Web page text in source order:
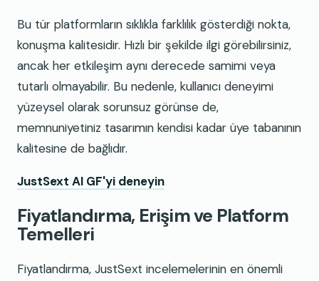
Bu tür platformların sıklıkla farklılık gösterdiği nokta,
konuşma kalitesidir. Hızlı bir şekilde ilgi görebilirsiniz,
ancak her etkileşim aynı derecede samimi veya
tutarlı olmayabilir. Bu nedenle, kullanıcı deneyimi
yüzeysel olarak sorunsuz görünse de,
memnuniyetiniz tasarımın kendisi kadar üye tabanının
kalitesine de bağlıdır.
JustSext AI GF'yi deneyin
Fiyatlandırma, Erişim ve Platform
Temelleri
Fiyatlandırma, JustSext incelemelerinin en önemli